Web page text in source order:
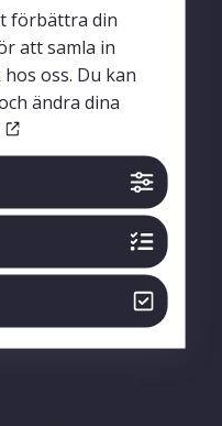
inspelade
förbättra din
att samla in
oss. Du kan
ändra dina